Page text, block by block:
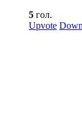
5 гол.
Upvote